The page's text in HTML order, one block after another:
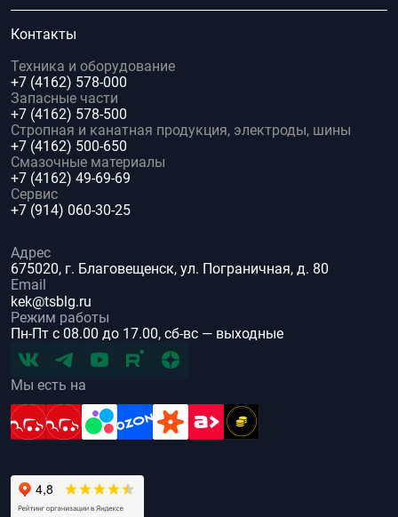
Контакты
Техника и оборудование
+7 (4162) 578-000
Запасные части
+7 (4162) 578-500
Стропная и канатная продукция, электроды, шины
+7 (4162) 500-650
Смазочные материалы
+7 (4162) 49-69-69
Сервис
+7 (914) 060-30-25
Адрес
675020, г. Благовещенск, ул. Пограничная, д. 80
Email
kek@tsblg.ru
Режим работы
Пн-Пт с 08.00 до 17.00, сб-вс — выходные
Мы есть на